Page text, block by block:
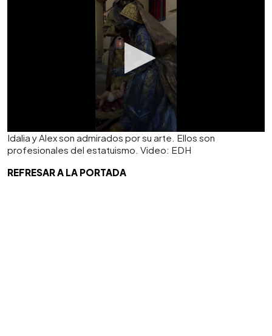
Idalia y Alex son admirados por su arte. Ellos son
profesionales del estatuismo. Video: EDH
REFRESAR A LA PORTADA